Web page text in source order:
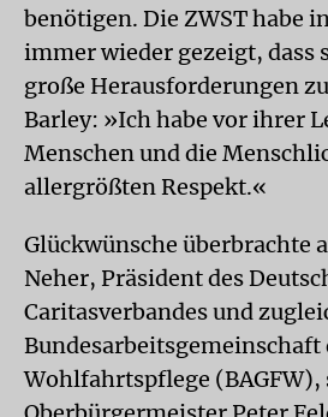
benötigen. Die ZWST habe
immer wieder gezeigt, dass
große Herausforderungen
Barley: »Ich habe vor ihrer
Menschen und die
allergrößten Respekt.«
Glückwünsche überbrachte
Neher, Präsident des
Caritasverbandes und
Bundesarbeitsgemeinschaft
Wohlfahrtspflege